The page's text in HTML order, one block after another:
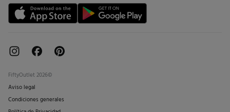
FiftyOutlet 2026©
Aviso legal
Condiciones generales